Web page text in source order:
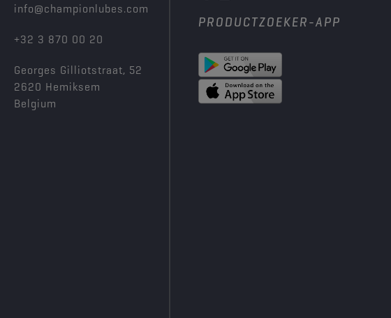
info@championlubes.com
+32 3 870 00 20
Georges Gilliotstraat, 52
2620 Hemiksem
Belgium
PRODUCTZOEKER-APP